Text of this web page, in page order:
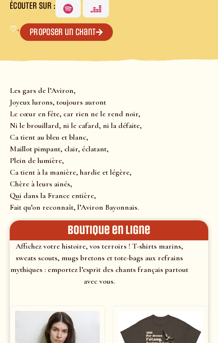
ÉCOUTER SUR :
♡+ Proposer un chant
Les gars de l’Aviron,
Joyeux lurons, toujours auront
Le cœur en fête, car rien ne le rend noir,
Ni le brouillard, ni le cafard, ni la défaite,
Ca tient au bleu et blanc,
Maillot pimpant, clair, éclatant,
Plein de lumière,
Ca tient à la manière, hardie et légère,
Chère à leurs ainés,
Qui dans la France entière,
Fait qu’on reconnaît, l’Aviron Bayonnais.
Boutique en ligne
Affichez votre histoire, vos terroirs ! T-shirts marins,
sweats scouts, mugs bretons et tote-bags aux refrains
mythiques : emportez l’esprit des chants français partout
avec vous.